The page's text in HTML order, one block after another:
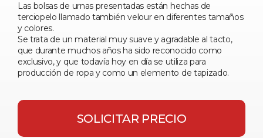
Las bolsas de urnas presentadas están hechas de
terciopelo llamado también velour en diferentes tamaños
y colores.
Se trata de un material muy suave y agradable al tacto,
que durante muchos años ha sido reconocido como
exclusivo, y que todavía hoy en día se utiliza para
producción de ropa y como un elemento de tapizado.
SOLICITAR PRECIO